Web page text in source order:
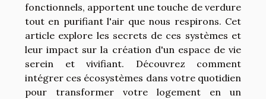
fonctionnels, apportent une touche de verdure
tout en purifiant l'air que nous respirons. Cet
article explore les secrets de ces systèmes et
leur impact sur la création d'un espace de vie
serein et vivifiant. Découvrez comment
intégrer ces écosystèmes dans votre quotidien
pour transformer votre logement en un